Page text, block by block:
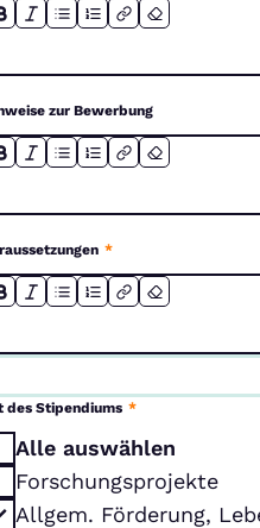
zur Bewerbung
*
des Stipendiums *
Alle auswählen
Forschungsprojekte
Allgem. Förderung,